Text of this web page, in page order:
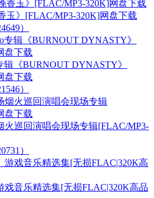
玉》[FLAC/MP3-320K]网盘下载
）
辑《BURNOUT DYNASTY》
盘下载
）
火巡回演唱会现场专辑[FLAC/MP3-
）
戏音乐精选集[无损FLAC|320K高品